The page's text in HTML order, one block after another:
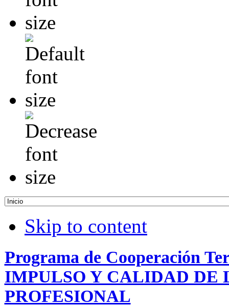
Skip to content
Programa de Cooperación
IMPULSO Y CALIDAD DE
PROFESIONAL